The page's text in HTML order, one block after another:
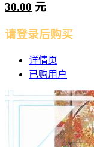
30.00 元
请登录后购买
详情页
已购用户